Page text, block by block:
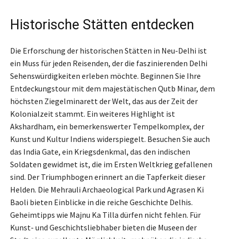
Historische Stätten entdecken
Die Erforschung der historischen Stätten in Neu-Delhi ist
ein Muss für jeden Reisenden, der die faszinierenden Delhi
Sehenswürdigkeiten erleben möchte. Beginnen Sie Ihre
Entdeckungstour mit dem majestätischen Qutb Minar, dem
höchsten Ziegelminarett der Welt, das aus der Zeit der
Kolonialzeit stammt. Ein weiteres Highlight ist
Akshardham, ein bemerkenswerter Tempelkomplex, der
Kunst und Kultur Indiens widerspiegelt. Besuchen Sie auch
das India Gate, ein Kriegsdenkmal, das den indischen
Soldaten gewidmet ist, die im Ersten Weltkrieg gefallenen
sind. Der Triumphbogen erinnert an die Tapferkeit dieser
Helden. Die Mehrauli Archaeological Park und Agrasen Ki
Baoli bieten Einblicke in die reiche Geschichte Delhis.
Geheimtipps wie Majnu Ka Tilla dürfen nicht fehlen. Für
Kunst- und Geschichtsliebhaber bieten die Museen der